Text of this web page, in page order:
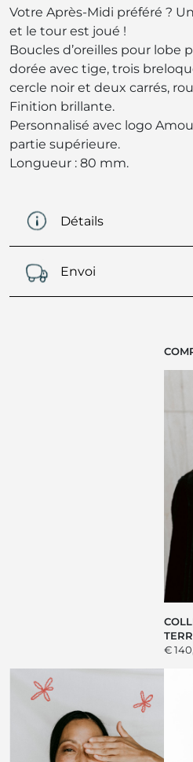
Votre Après-Midi préféré ?
et le tour est joué !
Boucles d’oreilles pour lobe
dorée avec tige, trois
cercle noir et deux carrés,
Finition brillante.
Personnalisé avec logo
partie supérieure.
Longueur : 80 mm.
Détails
Envoi
€